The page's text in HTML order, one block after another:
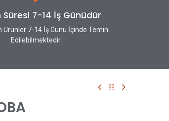
Süresi 7-14 İş Günüdür
Ürünler 7-14 İş Günü İçinde Temin
Edilebilmektedir.